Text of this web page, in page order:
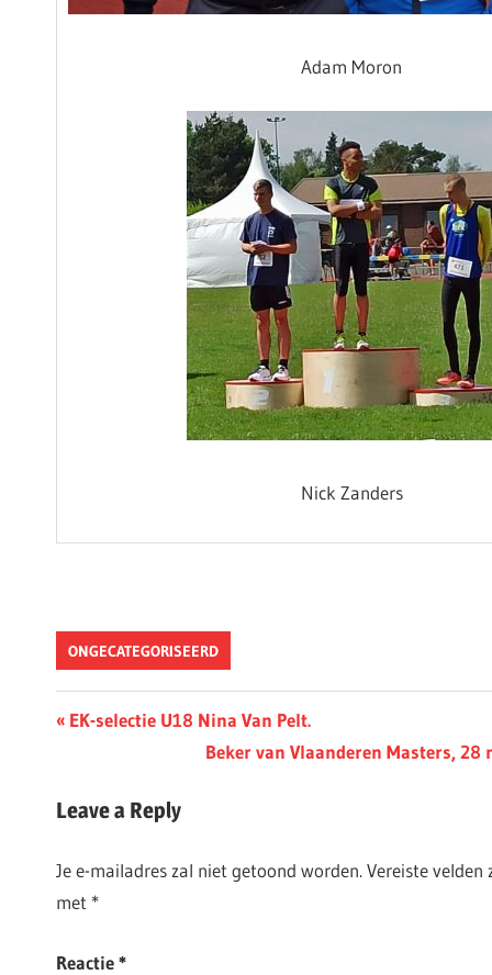
Adam Moron
Nick Zanders
ONGECATEGORISEERD
Berichtnavigatie
Previous
EK-selectie U18 Nina Van Pelt.
Next
Beker van Vlaanderen Masters, 28
Leave a Reply
Je e-mailadres zal niet getoond worden.Vereiste velden
met *
Reactie*